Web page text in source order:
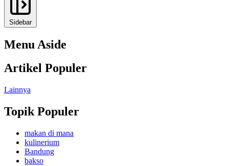
Sidebar
Menu Aside
Artikel Populer
Lainnya
Topik Populer
makan di mana
kulinerium
Bandung
bakso